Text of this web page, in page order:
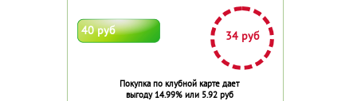
40 руб 34 руб
Покупка по клубной карте дает
выгоду 14.99% или 5.92 руб